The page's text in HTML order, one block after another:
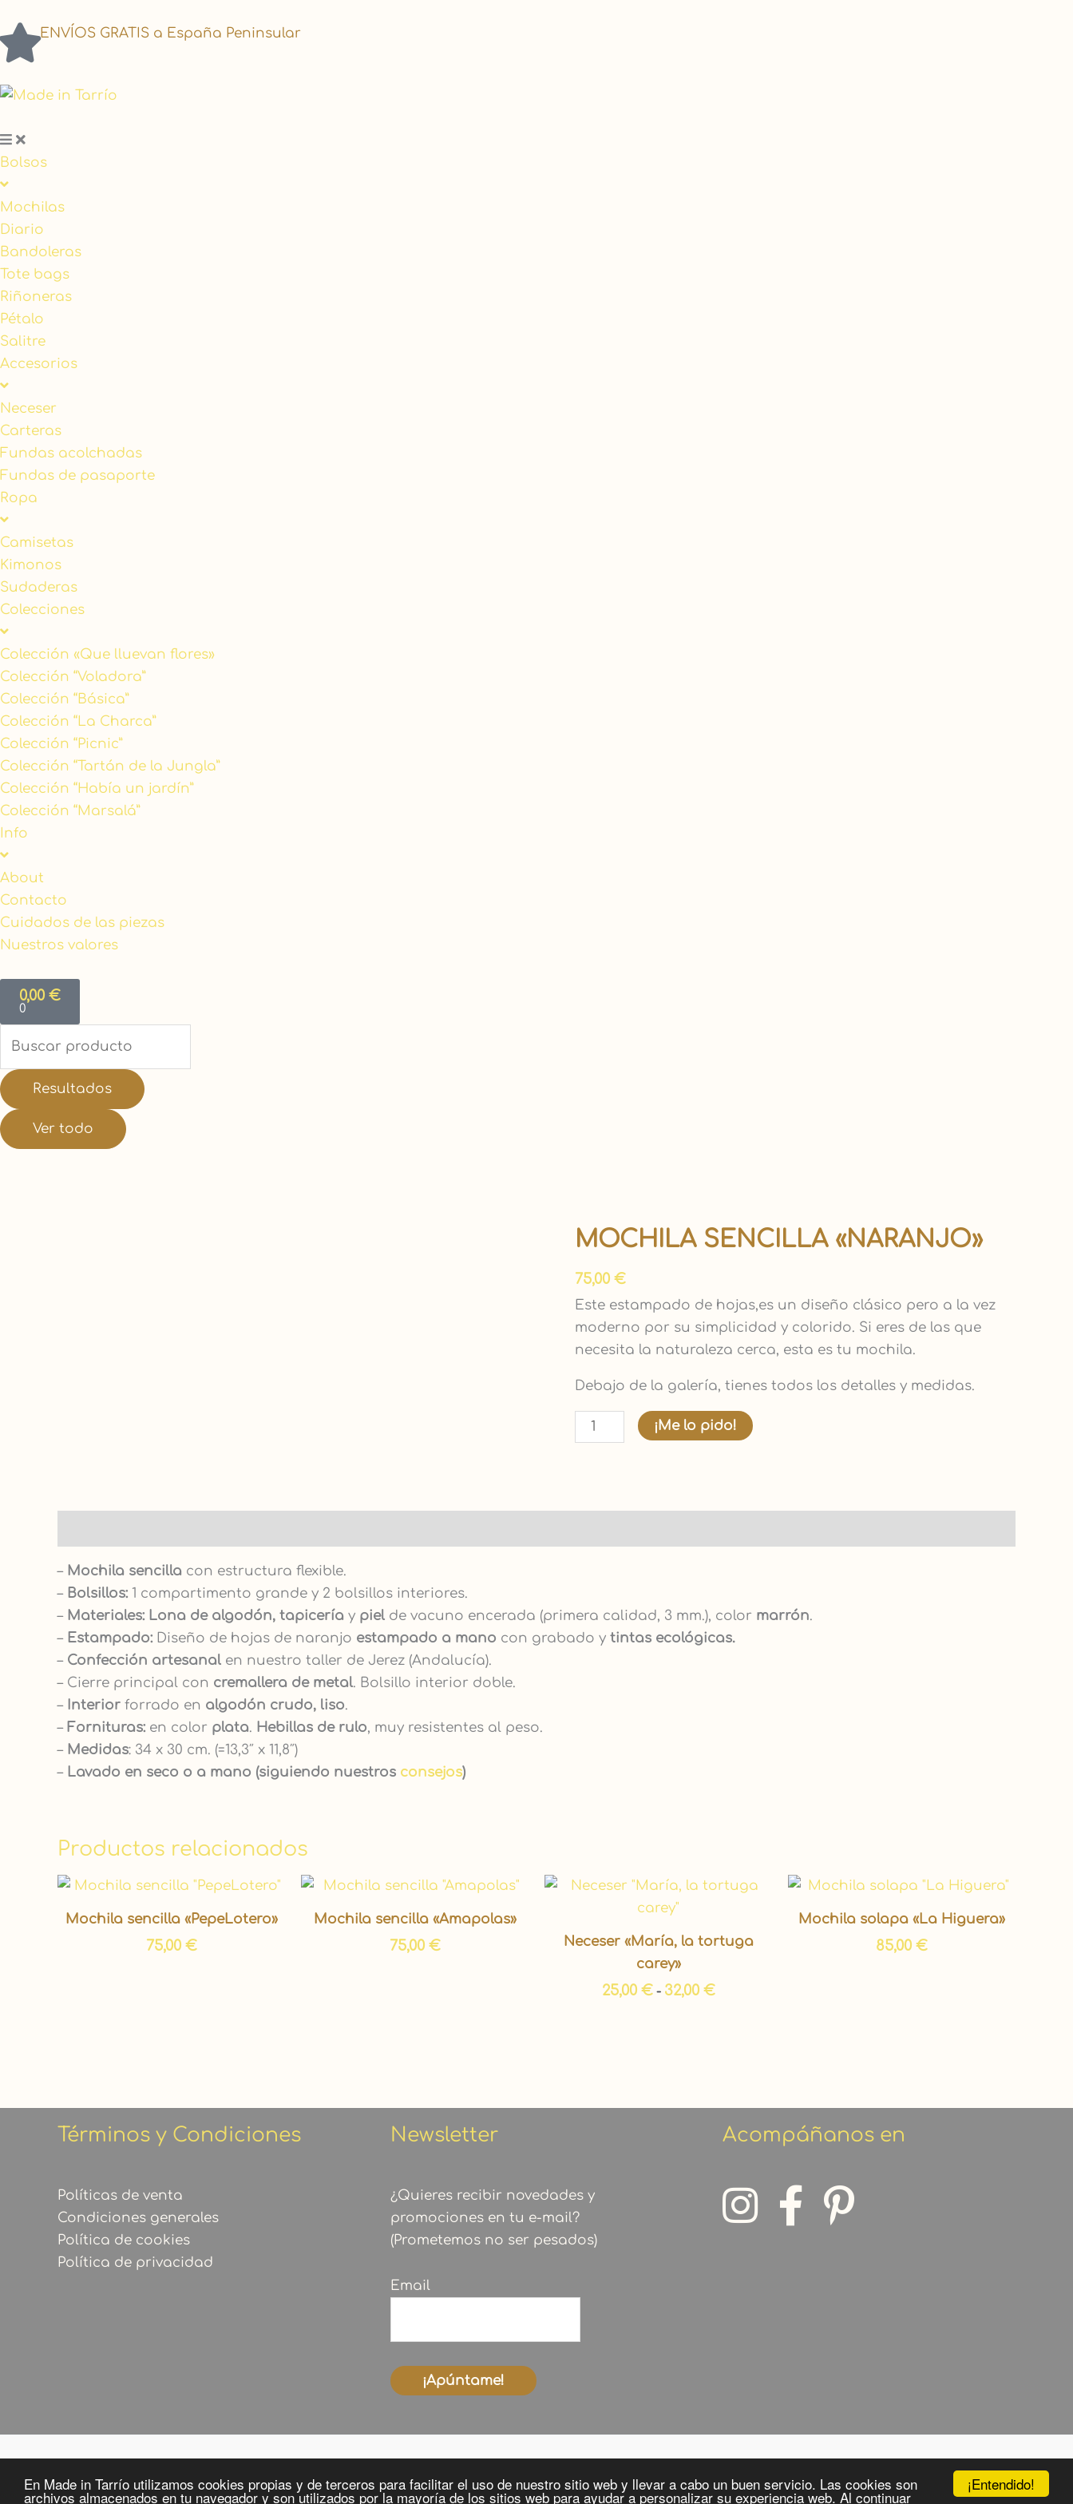
¡Entendido!
En Made in Tarrío utilizamos cookies propias y de terceros para facilitar el uso de nuestro sitio web y llevar a cabo un buen servicio. Las cookies son
archivos almacenados en tu navegador y son utilizados por la mayoría de los sitios web para ayudar a personalizar su experiencia web. Al continuar
ENVÍOS GRATIS a España Peninsular
Bolsos
Mochilas
Diario
Bandoleras
Tote bags
Riñoneras
Pétalo
Salitre
Accesorios
Neceser
Carteras
Fundas acolchadas
Fundas de pasaporte
Ropa
Camisetas
Kimonos
Sudaderas
Colecciones
Colección «Que lluevan flores»
Colección “Voladora”
Colección “Básica”
Colección “La Charca”
Colección “Picnic”
Colección “Tartán de la Jungla”
Colección “Había un jardín”
Colección “Marsalá”
Info
About
Contacto
Cuidados de las piezas
Nuestros valores
0,00 €
0
Resultados
Ver todo
MOCHILA SENCILLA «NARANJO»
75,00 €
Este estampado de hojas,es un diseño clásico pero a la vez
moderno por su simplicidad y colorido. Si eres de las que
necesita la naturaleza cerca, esta es tu mochila.
Debajo de la galería, tienes todos los detalles y medidas.
Mochila
"Naranjo"
cantidad
¡Me lo pido!
– Mochila sencilla con estructura flexible.
– Bolsillos: 1 compartimento grande y 2 bolsillos interiores.
– Materiales: Lona de algodón, tapicería y piel de vacuno encerada (primera calidad, 3 mm.), color marrón.
– Estampado: Diseño de hojas de naranjo estampado a mano con grabado y tintas ecológicas.
– Confección artesanal en nuestro taller de Jerez (Andalucía).
– Cierre principal con cremallera de metal. Bolsillo interior doble.
– Interior forrado en algodón crudo, liso.
– Fornituras: en color plata. Hebillas de rulo, muy resistentes al peso.
– Medidas: 34 x 30 cm. (=13,3″ x 11,8″)
– Lavado en seco o a mano (siguiendo nuestros consejos)
Productos relacionados
Mochila sencilla «PepeLotero»
75,00 €
Mochila sencilla «Amapolas»
75,00 €
Neceser «María, la tortuga
carey»
25,00 € - 32,00 €
Rango
25,00 €
Mochila solapa «La Higuera»
85,00 €
Términos y Condiciones
Políticas de venta
Condiciones generales
Política de cookies
Política de privacidad
Newsletter
¿Quieres recibir novedades y
promociones en tu e-mail?
(Prometemos no ser pesados)
Email
Acompáñanos en
Copyright © 2026 Made in Tarrío